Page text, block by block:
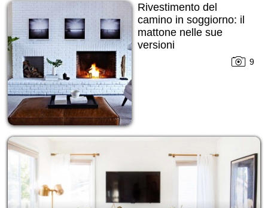
Rivestimento del
camino in soggiorno: il
mattone nelle sue
versioni
9